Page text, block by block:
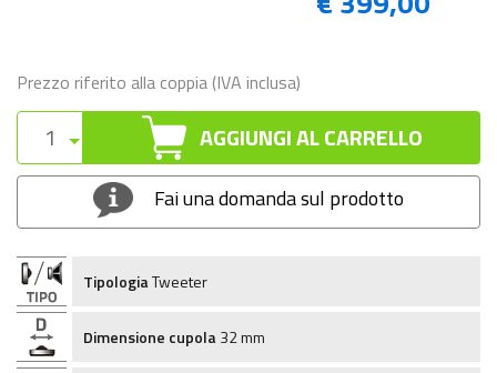
Prezzo riferito alla coppia (IVA inclusa)
AGGIUNGI AL CARRELLO
Fai una domanda sul prodotto
TipologiaTweeter
Dimensione cupola32 mm